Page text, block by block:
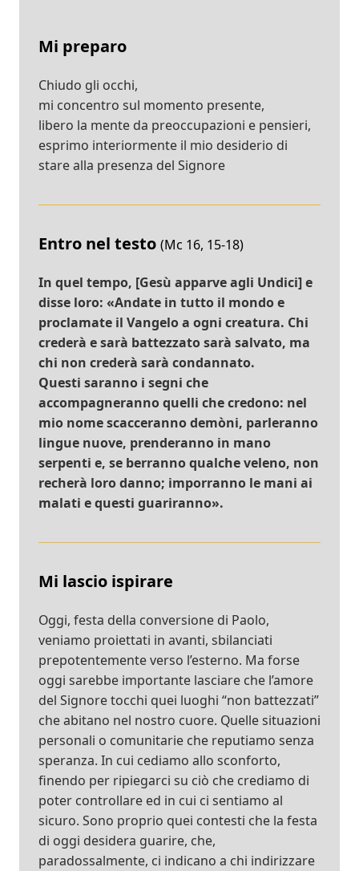
Mi preparo
Chiudo gli occhi,
mi concentro sul momento presente,
libero la mente da preoccupazioni e pensieri,
esprimo interiormente il mio desiderio di
stare alla presenza del Signore
Entro nel testo (Mc 16, 15-18)
In quel tempo, [Gesù apparve agli Undici] e
disse loro: «Andate in tutto il mondo e
proclamate il Vangelo a ogni creatura. Chi
crederà e sarà battezzato sarà salvato, ma
chi non crederà sarà condannato.
Questi saranno i segni che
accompagneranno quelli che credono: nel
mio nome scacceranno demòni, parleranno
lingue nuove, prenderanno in mano
serpenti e, se berranno qualche veleno, non
recherà loro danno; imporranno le mani ai
malati e questi guariranno».
Mi lascio ispirare
Oggi, festa della conversione di Paolo,
veniamo proiettati in avanti, sbilanciati
prepotentemente verso l’esterno. Ma forse
oggi sarebbe importante lasciare che l’amore
del Signore tocchi quei luoghi “non battezzati”
che abitano nel nostro cuore. Quelle situazioni
personali o comunitarie che reputiamo senza
speranza. In cui cediamo allo sconforto,
finendo per ripiegarci su ciò che crediamo di
poter controllare ed in cui ci sentiamo al
sicuro. Sono proprio quei contesti che la festa
di oggi desidera guarire, che,
paradossalmente, ci indicano a chi indirizzare